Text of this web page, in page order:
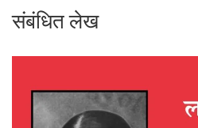
संबंधित लेख